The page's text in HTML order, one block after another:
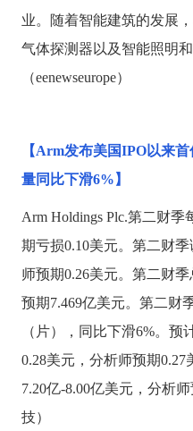
业。随着智能建筑的发展
气体探测器以及智能照明
（eenewseurope）
【Arm发布美国IPO以来
量同比下滑6%】
Arm Holdings Plc.第二财
期亏损0.10美元。第二财
师预期0.26美元。第二财
预期7.469亿美元。第二财
（片），同比下滑6%。预
0.28美元，分析师预期
7.20亿-8.00亿美元，分析
技）